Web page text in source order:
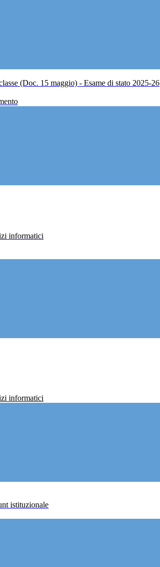
(Doc. 15 maggio) - Esame di stato 2025-26
informatici
informatici
istituzionale